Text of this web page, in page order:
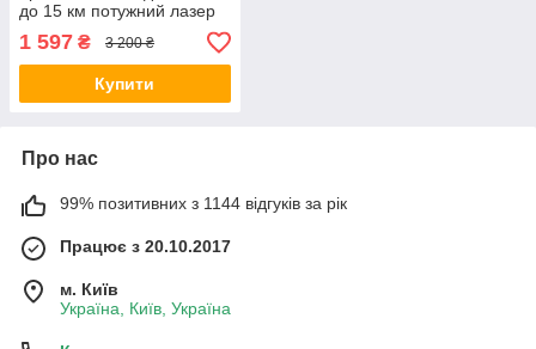
до 15 км потужний лазер
для астрономії
презентацій YX B015
насадки optc-43601
1 597 ₴ 3 200 ₴
Купити
Про нас
99% позитивних з 1144 відгуків за рік
Працює з 20.10.2017
м. Київ
Україна, Київ, Україна